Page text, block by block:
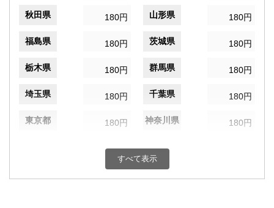
秋田県 180円 山形県 180円
福島県 180円 茨城県 180円
栃木県 180円 群馬県 180円
埼玉県 180円 千葉県 180円
東京都 180円 神奈川県 180円
180円 富山県
すべて表示